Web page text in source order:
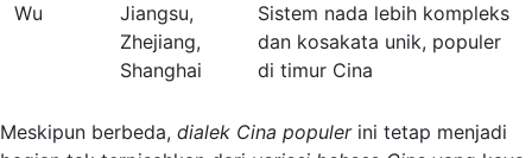
Wu
Jiangsu,
Zhejiang,
Shanghai
Sistem nada lebih kompleks
dan kosakata unik, populer
di timur Cina
Meskipun berbeda, dialek Cina populerini tetap menjadi